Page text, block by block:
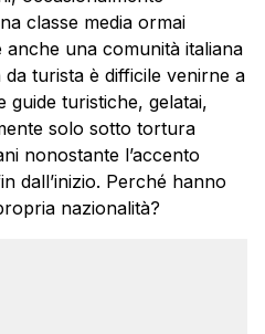
classe media ormai
anche una comunità italiana
turista è difficile venirne a
turistiche, gelatai,
solo sotto tortura
nonostante l’accento
dall’inizio. Perché hanno
nazionalità?